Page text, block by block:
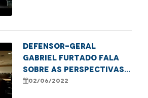
Defensor-geral
Gabriel Furtado fala
sobre as perspectivas
para a gestão dos
02/06/2022